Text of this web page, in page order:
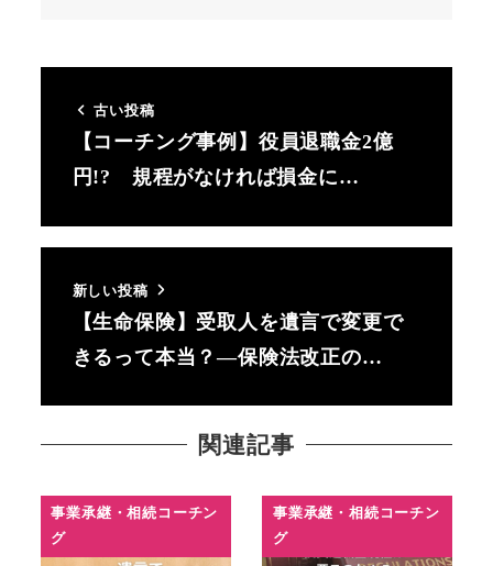
古い投稿
【コーチング事例】役員退職金2億
円!? 規程がなければ損金に…
新しい投稿
【生命保険】受取人を遺言で変更で
きるって本当？―保険法改正の…
関連記事
事業承継・相続コーチン
グ
事業承継・相続コーチン
グ